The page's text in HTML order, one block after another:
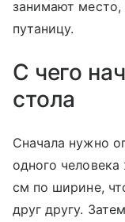
занимают
путаницу.
С чего
стола
Сначала нужно
одного
см по ширине,
друг другу.